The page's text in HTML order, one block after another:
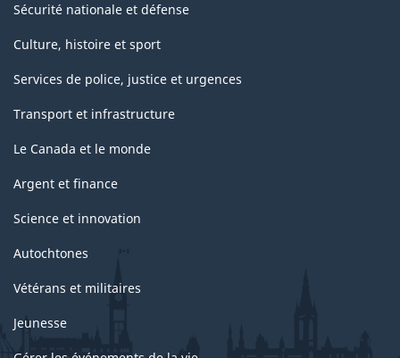
Sécurité nationale et défense
Culture, histoire et sport
Services de police, justice et urgences
Transport et infrastructure
Le Canada et le monde
Argent et finance
Science et innovation
Autochtones
Vétérans et militaires
Jeunesse